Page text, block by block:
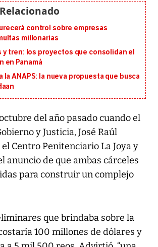
control sobre empresas
millonarias
y tren: los proyectos que consolidan el
en Panamá
la ANAPS: la nueva propuesta que busca
del año pasado cuando el
y Justicia, José Raúl
Centro Penitenciario La Joya y
anuncio de que ambas cárceles
para construir un complejo
que brindaba sobre la
100 millones de dólares y